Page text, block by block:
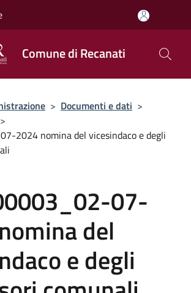
Comune di Recanati
> Documenti e dati >
>
2024 nomina del vicesindaco e degli
07-
del
e degli